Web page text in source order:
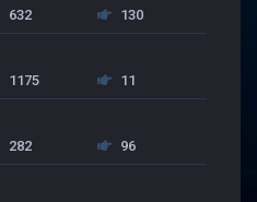
632 130
1175 11
282 96